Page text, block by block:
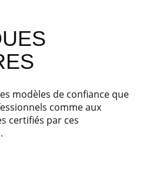
modèles de confiance que
comme aux
certifiés par ces